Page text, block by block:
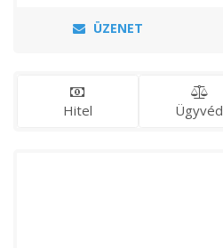
ÜZENET
Hitel Ügyvéd